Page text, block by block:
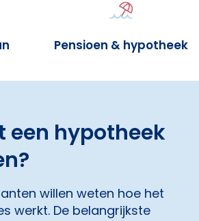
Pensioen & hypotheek
een hypotheek
willen weten hoe het
werkt. De belangrijkste